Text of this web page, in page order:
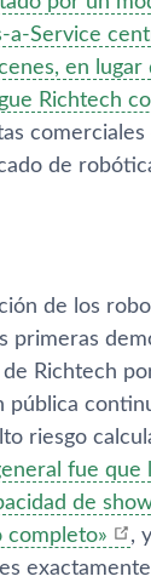
a-Service
en lugar
Richtech
comerciales
de
de los
primeras
de Richtech
riesgo
fue que
de
completo»
,